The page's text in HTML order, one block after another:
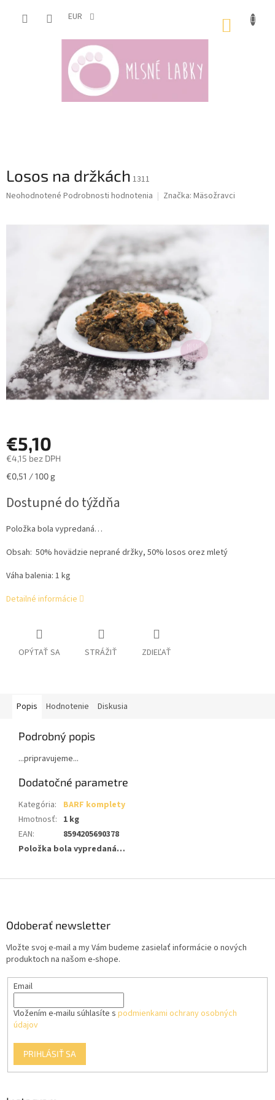
EUR
Losos na držkách 1311
Priemerné
Neohodnotené Podrobnosti hodnotenia Značka: Mäsožravci
€5,10
€4,15 bez DPH
Jednotková
€0,51 / 100 g
Dostupné do týždňa
Položka bola vypredaná…
Obsah: 50% hovädzie neprané držky, 50% losos orez mletý
Váha balenia: 1 kg
Detailné informácie
OPÝTAŤ SA STRÁŽIŤ ZDIEĽAŤ
Popis Hodnotenie Diskusia
Podrobný popis
...pripravujeme...
Dodatočné parametre
Kategória:
BARF komplety
Hmotnosť: 1 kg
EAN:
8594205690378
Položka bola vypredaná…
Odoberať newsletter
Vložte svoj e-mail a my Vám budeme zasielať informácie o nových
produktoch na našom e-shope.
Email
Vložením e-mailu súhlasíte s podmienkami ochrany osobných
údajov
PRIHLÁSIŤ SA